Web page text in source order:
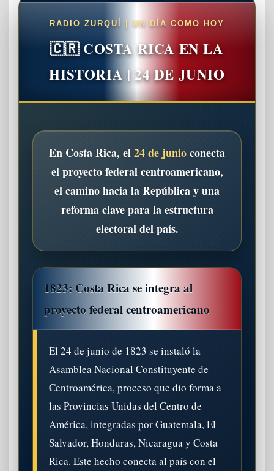
RADIO ZURQUÍ | UN DÍA COMO HOY
🇨🇷 COSTA RICA EN LA
HISTORIA | 24 DE JUNIO
En Costa Rica, el24 de junioconecta
el proyecto federal centroamericano,
el camino hacia la República y una
reforma clave para la estructura
electoral del país.
1823: Costa Rica se integra al
proyecto federal centroamericano
El 24 de junio de 1823 se instaló la
Asamblea Nacional Constituyente de
Centroamérica, proceso que dio forma a
las Provincias Unidas del Centro de
América, integradas por Guatemala, El
Salvador, Honduras, Nicaragua y Costa
Rica. Este hecho conecta al país con el